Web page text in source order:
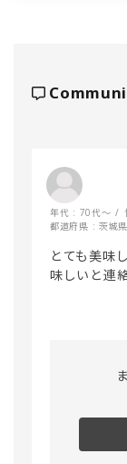
年代 : 70代～
都道府県 : 茨城県
とても美味
味しいと連